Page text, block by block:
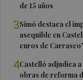
de 15 años
3Simó destaca el
asequible en
euros de Carrasco"
4Castelló adjudica
obras de reforma